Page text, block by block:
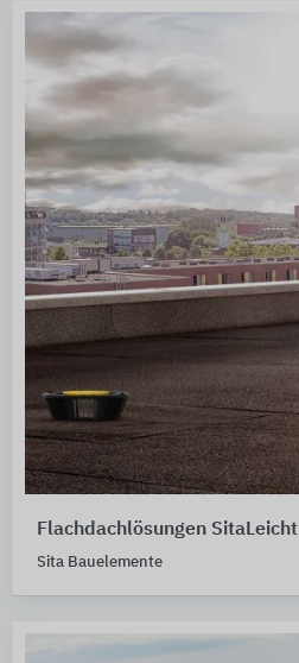
Flachdachlösungen SitaLeicht
Sita Bauelemente